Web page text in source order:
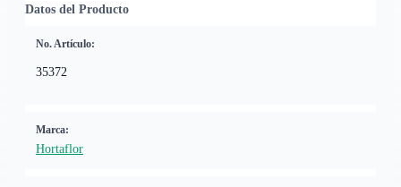
Datos del Producto
No. Artículo:
35372
Marca:
Hortaflor